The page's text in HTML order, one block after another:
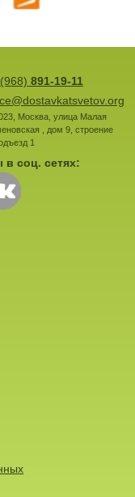
891-19-11
, Москва, улица Малая
, дом 9, строение
1
соц. сетях: